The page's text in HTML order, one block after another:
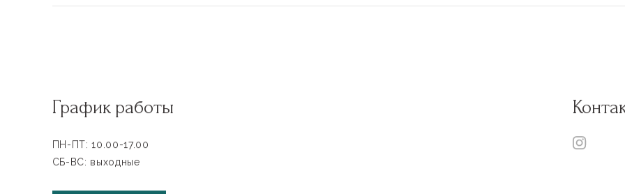
График работы
ПН-ПТ: 10.00-17.00
СБ-ВС: выходные